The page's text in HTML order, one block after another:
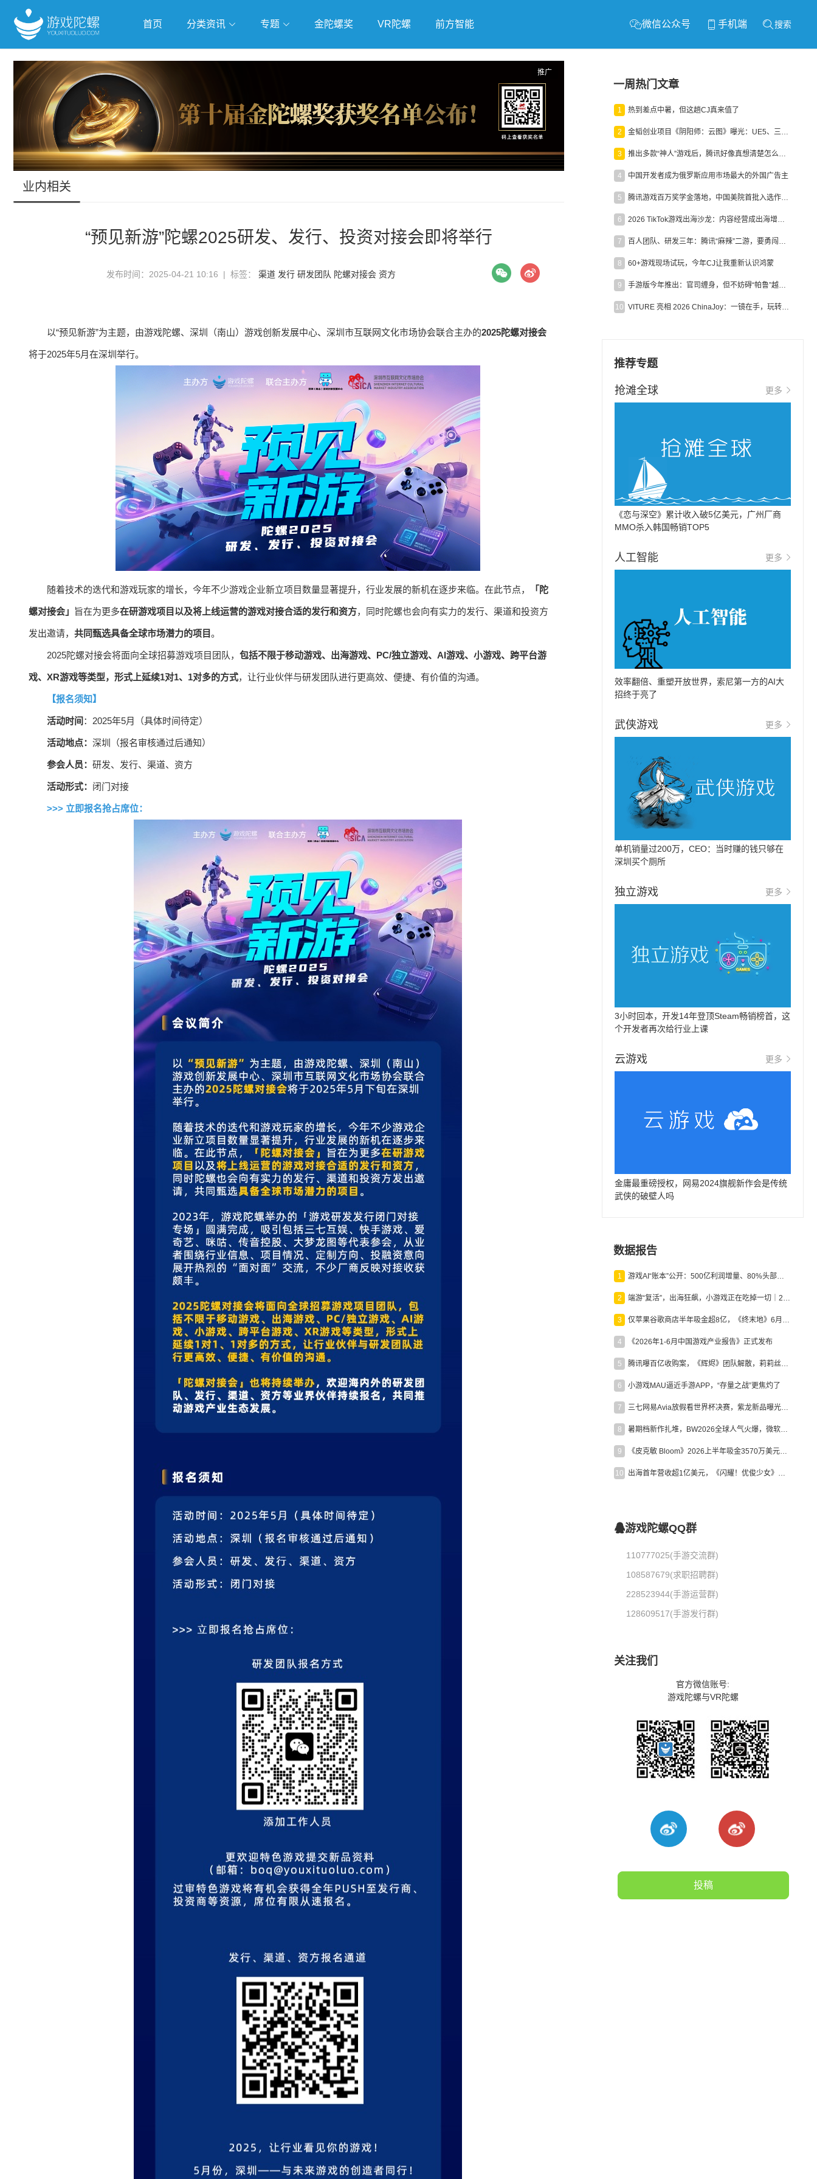
首页 分类资讯 专题
抢滩全球 人工智能 武侠游戏 独立游戏 云游戏
跨界Talk
金陀螺奖 VR陀螺 前方智能 微信公众号 手机端 搜索
推广
业内相关
“预见新游”陀螺2025研发、发行、投资对接会即将举行
发布时间：2025-04-21 10:16 | 标签： 渠道 发行 研发团队 陀螺对接会 资方
以“预见新游”为主题，由游戏陀螺、深圳（南山）游戏创新发展中心、深圳市互联网文化市场协会联合主办的2025陀螺对接会
将于2025年5月在深圳举行。
随着技术的迭代和游戏玩家的增长，今年不少游戏企业新立项目数量显著提升，行业发展的新机在逐步来临。在此节点， 「陀
螺对接会」 旨在为更多在研游戏项目以及将上线运营的游戏对接合适的发行和资方，同时陀螺也会向有实力的发行、渠道和投资方
发出邀请， 共同甄选具备全球市场潜力的项目。
2025陀螺对接会将面向全球招募游戏项目团队， 包括不限于移动游戏、出海游戏、PC/独立游戏、AI游戏、小游戏、跨平台游
戏、XR游戏等类型，形式上延续1对1、1对多的方式，让行业伙伴与研发团队进行更高效、便捷、有价值的沟通。
【报名须知】
活动时间 ：2025年5月（具体时间待定）
活动地点： 深圳（报名审核通过后通知）
参会人员： 研发、发行、渠道、资方
活动形式： 闭门对接
>>> 立即报名抢占席位：
一周热门文章
1 热到差点中暑，但这趟CJ真来值了
2 金韬创业项目《阴阳师：云图》曝光：UE5、三端互通、ARPG
3 推出多款“神人”游戏后，腾讯好像真想清楚怎么做二次元了
4 中国开发者成为俄罗斯应用市场最大的外国广告主
5 腾讯游戏百万奖学金落地，中国美院首批入选作品获业内关注
6 2026 TikTok游戏出海沙龙：内容经营成出海增长新引擎
7 百人团队、研发三年：腾讯“麻辣”二游，要勇闯男性恋爱市场
8 60+游戏现场试玩，今年CJ让我重新认识鸿蒙
9 手游版今年推出：官司缠身，但不妨碍“帕鲁”越来越火
10 VITURE 亮相 2026 ChinaJoy：一镜在手，玩转全场！
推荐专题
抢滩全球 更多
《恋与深空》累计收入破5亿美元，广州厂商
MMO杀入韩国畅销TOP5
人工智能 更多
效率翻倍、重塑开放世界，索尼第一方的AI大
招终于亮了
武侠游戏 更多
单机销量过200万，CEO：当时赚的钱只够在
深圳买个厕所
独立游戏 更多
3小时回本，开发14年登顶Steam畅销榜首，这
个开发者再次给行业上课
云游戏 更多
金庸最重磅授权，网易2024旗舰新作会是传统
武侠的破壁人吗
数据报告
1 游戏AI“账本”公开：500亿利润增量、80%头部入局，谁在闷声发财？
2 端游“复活”，出海狂飙，小游戏正在吃掉一切｜2026上半年产业报告
3 仅苹果谷歌商店半年吸金超8亿，《终末地》6月份收入显著回暖
4 《2026年1-6月中国游戏产业报告》正式发布
5 腾讯曝百亿收购案，《辉烬》团队解散，莉莉丝新作曝光｜陀螺周报
6 小游戏MAU逼近手游APP，“存量之战”更焦灼了
7 三七网易Avia放假看世界杯决赛，紫龙新品曝光，米哈游新作上线 | 陀螺周报
8 暑期档新作扎堆，BW2026全球人气火爆，微软XBOX大裁员|陀螺周报
9 《皮克敏 Bloom》2026上半年吸金3570万美元，中国台湾成最大市场
10 出海首年营收超1亿美元，《闪耀！优俊少女》美国市场占比达七成
游戏陀螺QQ群
110777025(手游交流群)
108587679(求职招聘群)
228523944(手游运营群)
128609517(手游发行群)
关注我们
官方微信账号:
游戏陀螺与VR陀螺
投稿